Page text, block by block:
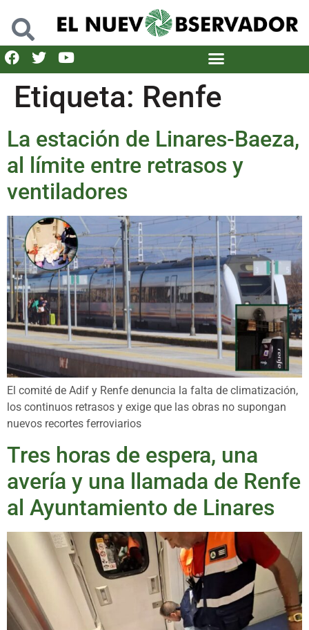
Etiqueta: Renfe
La estación de Linares-Baeza,
al límite entre retrasos y
ventiladores
El comité de Adif y Renfe denuncia la falta de climatización,
los continuos retrasos y exige que las obras no supongan
nuevos recortes ferroviarios
Tres horas de espera, una
avería y una llamada de Renfe
al Ayuntamiento de Linares